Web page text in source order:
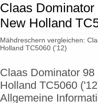
Claas
New Holland
Mähdreschern vergleichen:
Holland TC5060 ('12)
Claas Dominator
Holland TC5060
Allgemeine